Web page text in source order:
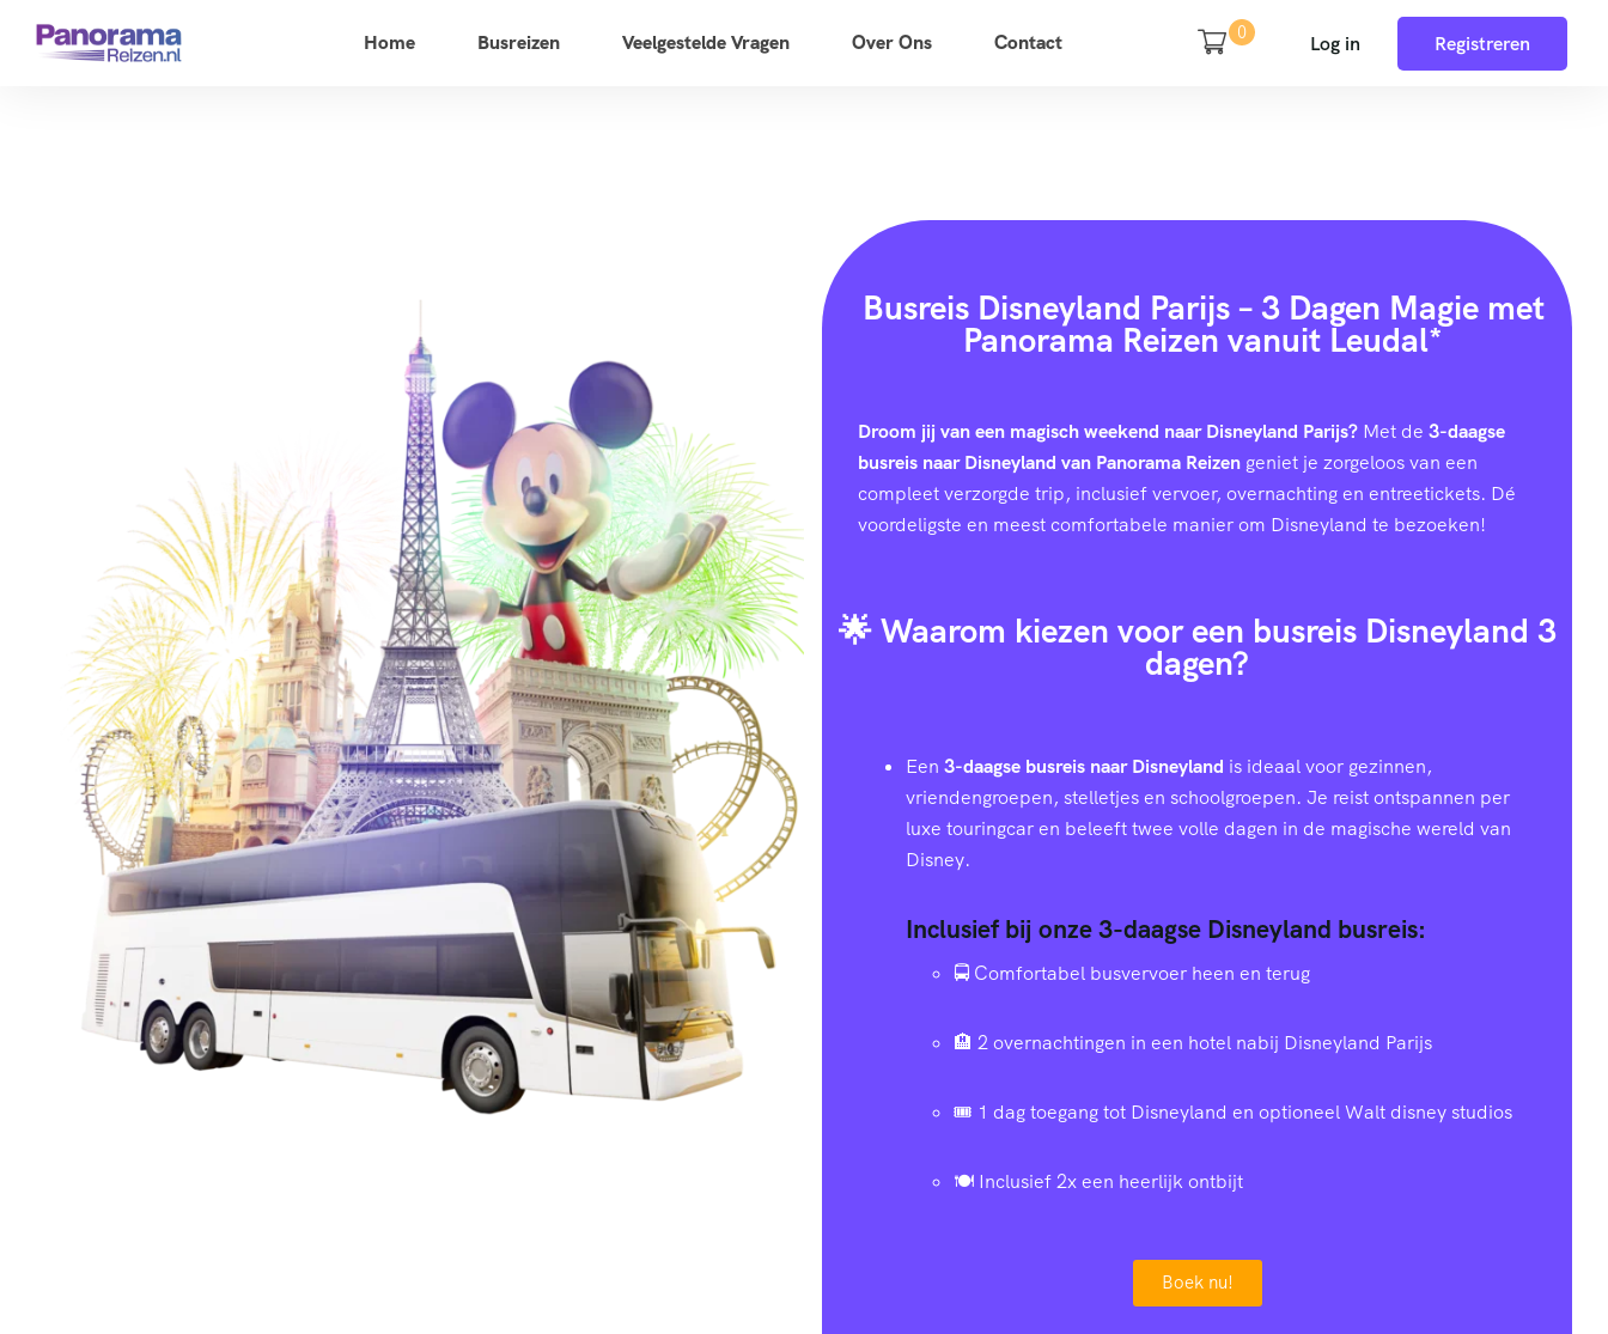
Home Busreizen Veelgestelde Vragen Over Ons Contact 0 Log in Registreren
Busreis Disneyland Parijs – 3 Dagen Magie met
Panorama Reizen vanuit Leudal*
Droom jij van een magisch weekend naar Disneyland Parijs? Met de 3-daagse
busreis naar Disneyland van Panorama Reizen geniet je zorgeloos van een
compleet verzorgde trip, inclusief vervoer, overnachting en entreetickets. Dé
voordeligste en meest comfortabele manier om Disneyland te bezoeken!
🌟 Waarom kiezen voor een busreis Disneyland 3
dagen?
Een 3-daagse busreis naar Disneyland is ideaal voor gezinnen,
vriendengroepen, stelletjes en schoolgroepen. Je reist ontspannen per
luxe touringcar en beleeft twee volle dagen in de magische wereld van
Disney.
Inclusief bij onze 3-daagse Disneyland busreis:
🚍 Comfortabel busvervoer heen en terug
🏨 2 overnachtingen in een hotel nabij Disneyland Parijs
🎟️ 1 dag toegang tot Disneyland en optioneel Walt disney studios
🍽️ Inclusief 2x een heerlijk ontbijt
Boek nu!